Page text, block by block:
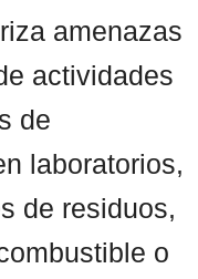
amenazas
actividades
de
laboratorios,
de residuos,
o